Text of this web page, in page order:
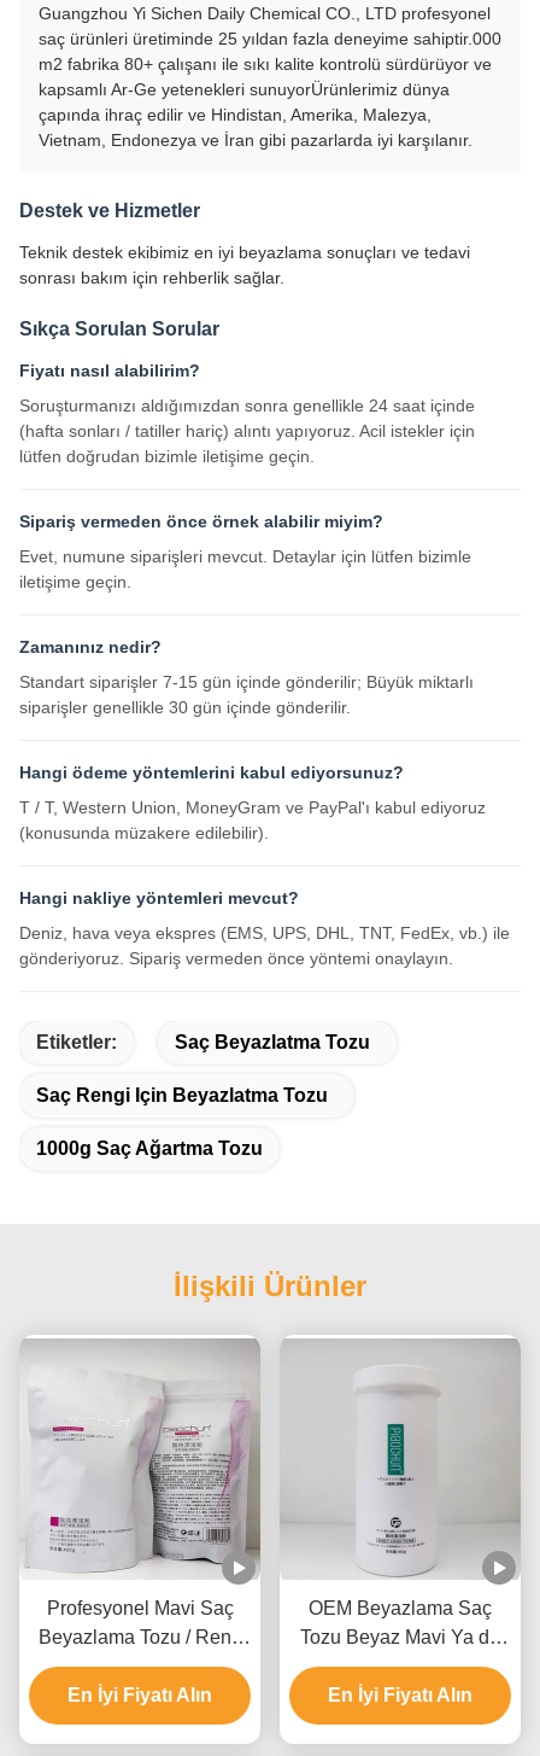
Guangzhou Yi Sichen Daily Chemical CO., LTD profesyonel
saç ürünleri üretiminde 25 yıldan fazla deneyime sahiptir.000
m2 fabrika 80+ çalışanı ile sıkı kalite kontrolü sürdürüyor ve
kapsamlı Ar-Ge yetenekleri sunuyorÜrünlerimiz dünya
çapında ihraç edilir ve Hindistan, Amerika, Malezya,
Vietnam, Endonezya ve İran gibi pazarlarda iyi karşılanır.
Destek ve Hizmetler
Teknik destek ekibimiz en iyi beyazlama sonuçları ve tedavi
sonrası bakım için rehberlik sağlar.
Sıkça Sorulan Sorular
Fiyatı nasıl alabilirim?
Soruşturmanızı aldığımızdan sonra genellikle 24 saat içinde
(hafta sonları / tatiller hariç) alıntı yapıyoruz. Acil istekler için
lütfen doğrudan bizimle iletişime geçin.
Sipariş vermeden önce örnek alabilir miyim?
Evet, numune siparişleri mevcut. Detaylar için lütfen bizimle
iletişime geçin.
Zamanınız nedir?
Standart siparişler 7-15 gün içinde gönderilir; Büyük miktarlı
siparişler genellikle 30 gün içinde gönderilir.
Hangi ödeme yöntemlerini kabul ediyorsunuz?
T / T, Western Union, MoneyGram ve PayPal'ı kabul ediyoruz
(konusunda müzakere edilebilir).
Hangi nakliye yöntemleri mevcut?
Deniz, hava veya ekspres (EMS, UPS, DHL, TNT, FedEx, vb.) ile
gönderiyoruz. Sipariş vermeden önce yöntemi onaylayın.
Etiketler: Saç Beyazlatma Tozu
Saç Rengi Için Beyazlatma Tozu
1000g Saç Ağartma Tozu
İlişkili Ürünler
Profesyonel Mavi Saç
Beyazlama Tozu / Renk
Beyazlama Tozu GMPC
SDS Sertifikalı
En İyi Fiyatı Alın
OEM Beyazlama Saç
Tozu Beyaz Mavi Ya da
Pembe Saç Tüm Saç
Tipleri
En İyi Fiyatı Alın